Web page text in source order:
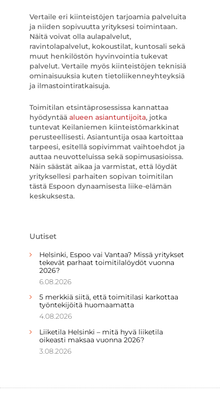
Vertaile eri kiinteistöjen tarjoamia palveluita
ja niiden sopivuutta yrityksesi toimintaan.
Näitä voivat olla aulapalvelut,
ravintolapalvelut, kokoustilat, kuntosali sekä
muut henkilöstön hyvinvointia tukevat
palvelut. Vertaile myös kiinteistöjen teknisiä
ominaisuuksia kuten tietoliikenneyhteyksiä
ja ilmastointiratkaisuja.
Toimitilan etsintäprosessissa kannattaa
hyödyntää alueen asiantuntijoita, jotka
tuntevat Keilaniemen kiinteistömarkkinat
perusteellisesti. Asiantuntija osaa kartoittaa
tarpeesi, esitellä sopivimmat vaihtoehdot ja
auttaa neuvotteluissa sekä sopimusasioissa.
Näin säästät aikaa ja varmistat, että löydät
yrityksellesi parhaiten sopivan toimitilan
tästä Espoon dynaamisesta liike-elämän
keskuksesta.
Uutiset
Helsinki, Espoo vai Vantaa? Missä yritykset
tekevät parhaat toimitilalöydöt vuonna
2026?
6.08.2026
5 merkkiä siitä, että toimitilasi karkottaa
työntekijöitä huomaamatta
4.08.2026
Liiketila Helsinki – mitä hyvä liiketila
oikeasti maksaa vuonna 2026?
3.08.2026